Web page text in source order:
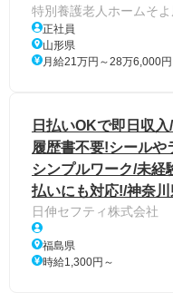
特別養護老人ホームそ
正社員
山形県
月給21万円～28万6,000円
日払いOKで即日収
履歴書不要!シールや
シンプルワーク/未経
払いにも対応!/神奈川
日伸セフティ株式会社
福島県
時給1,300円～